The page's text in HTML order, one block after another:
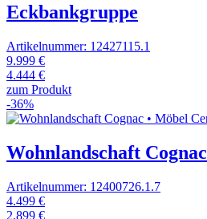
Eckbankgruppe
Artikelnummer: 12427115.1
9.999 €
4.444 €
zum Produkt
-36%
Wohnlandschaft Cognac
Artikelnummer: 12400726.1.7
4.499 €
2.899 €